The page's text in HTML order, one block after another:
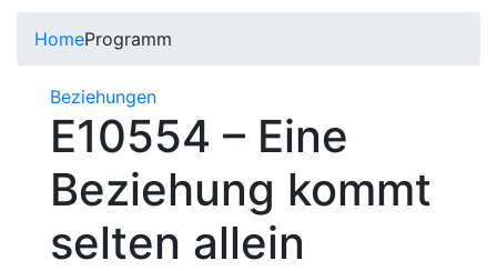
HomeProgramm
Beziehungen
E10554 – Eine
Beziehung kommt
selten allein